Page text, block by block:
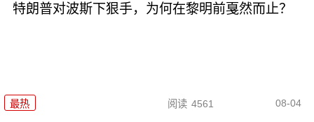
特朗普对波斯下狠手，为何在黎明前戛然而止？
最热 阅读 4561 08-04